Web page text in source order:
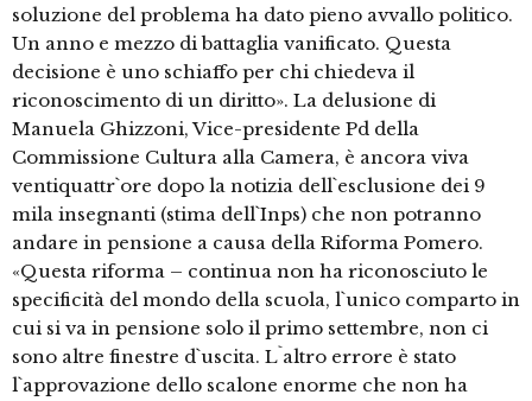
soluzione del problema ha dato pieno avvallo politico.
Un anno e mezzo di battaglia vanificato. Questa
decisione è uno schiaffo per chi chiedeva il
riconoscimento di un diritto». La delusione di
Manuela Ghizzoni, Vice-presidente Pd della
Commissione Cultura alla Camera, è ancora viva
ventiquattr`ore dopo la notizia dell`esclusione dei 9
mila insegnanti (stima dell`Inps) che non potranno
andare in pensione a causa della Riforma Pomero.
«Questa riforma – continua non ha riconosciuto le
specificità del mondo della scuola, l`unico comparto in
cui si va in pensione solo il primo settembre, non ci
sono altre finestre d`uscita. L`altro errore è stato
l`approvazione dello scalone enorme che non ha